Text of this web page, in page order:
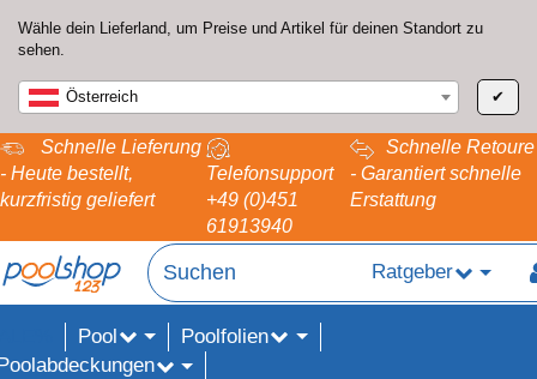
Wähle dein Lieferland, um Preise und Artikel für deinen Standort zu
sehen.
Österreich ✔
Schnelle Lieferung
- Heute bestellt,
kurzfristig geliefert
Telefonsupport
+49 (0)451
61913940
Schnelle Retoure
- Garantiert schnelle
Erstattung
Ratgeber
Pool
Poolfolien